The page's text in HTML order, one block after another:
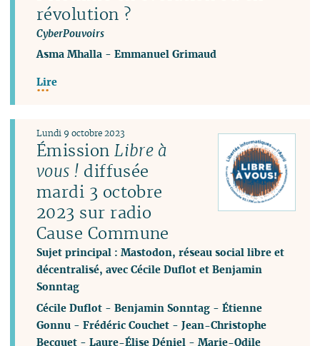
révolution ?
CyberPouvoirs
Asma Mhalla -Emmanuel Grimaud
Lire
ÉmissionLibre à
vous ! diffusée
mardi 3 octobre
2023 sur radio
Cause Commune
Sujet principal : Mastodon, réseau social libre et
décentralisé, avec Cécile Duflot et Benjamin
Sonntag
Lundi 9 octobre 2023
Cécile Duflot -Benjamin Sonntag -Étienne
Gonnu -Frédéric Couchet -Jean-Christophe
Becquet -Laure-Élise Déniel -Marie-Odile